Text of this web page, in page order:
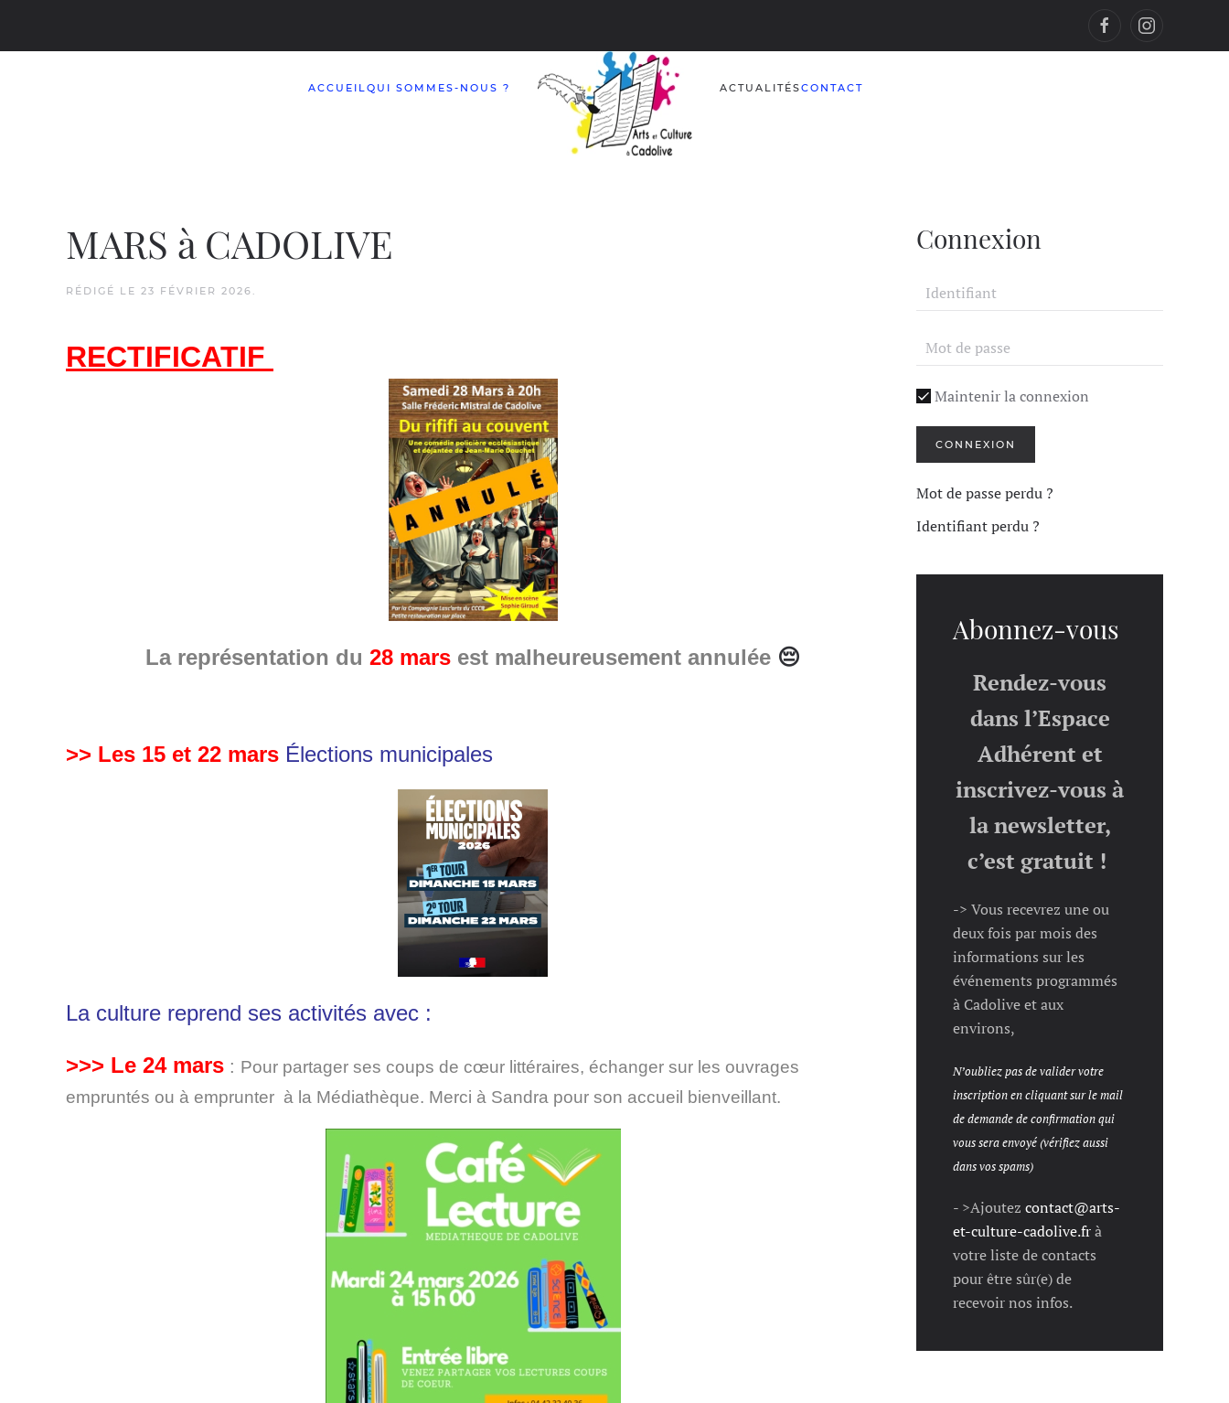
ACCUEIL QUI SOMMES-NOUS ? ACTUALITÉSCONTACT
MARS à CADOLIVE
RÉDIGÉ LE 23 FÉVRIER 2026 .
RECTIFICATIF
La représentation du 28 mars est malheureusement annulée 😔
>> Les 15 et 22 mars Élections municipales
La culture reprend ses activités avec :
>>> Le 24 mars : Pour partager ses coups de cœur littéraires, échanger sur les ouvrages
empruntés ou à emprunter à la Médiathèque. Merci à Sandra pour son accueil bienveillant.
Connexion
Maintenir la connexion
CONNEXION
Mot de passe perdu ?
Identifiant perdu ?
Abonnez-vous
Rendez-vous
dans l’Espace
Adhérent et
inscrivez-vous à
la newsletter,
c’est gratuit !
-> Vous recevrez une ou
deux fois par mois des
informations sur les
événements programmés
à Cadolive et aux
environs,
N’oubliez pas de valider votre
inscription en cliquant sur le mail
de demande de confirmation qui
vous sera envoyé (vérifiez aussi
dans vos spams)
- >Ajoutez contact@arts-
et-culture-cadolive.frà
votre liste de contacts
pour être sûr(e) de
recevoir nos infos.